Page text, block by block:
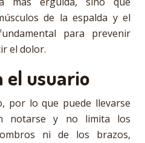
de la espalda y el
para prevenir
el dolor.
el usuario
por lo que puede llevarse
notarse y no limita los
ni de los brazos,